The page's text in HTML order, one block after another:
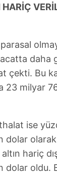
HARİÇ
daha
çekti. Bu
23 milyar
ise
dolar
hariç
dolar oldu.